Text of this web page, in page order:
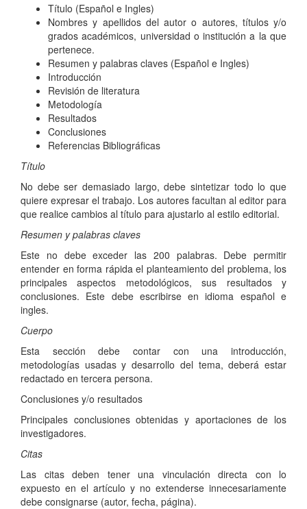
Título (Español e Ingles)
Nombres y apellidos del autor o autores, títulos y/o
grados académicos, universidad o institución a la que
pertenece.
Resumen y palabras claves (Español e Ingles)
Introducción
Revisión de literatura
Metodología
Resultados
Conclusiones
Referencias Bibliográficas
Título
No debe ser demasiado largo, debe sintetizar todo lo que
quiere expresar el trabajo. Los autores facultan al editor para
que realice cambios al título para ajustarlo al estilo editorial.
Resumen y palabras claves
Este no debe exceder las 200 palabras. Debe permitir
entender en forma rápida el planteamiento del problema, los
principales aspectos metodológicos, sus resultados y
conclusiones. Este debe escribirse en idioma español e
ingles.
Cuerpo
Esta sección debe contar con una introducción,
metodologías usadas y desarrollo del tema, deberá estar
redactado en tercera persona.
Conclusiones y/o resultados
Principales conclusiones obtenidas y aportaciones de los
investigadores.
Citas
Las citas deben tener una vinculación directa con lo
expuesto en el artículo y no extenderse innecesariamente
debe consignarse (autor, fecha, página).